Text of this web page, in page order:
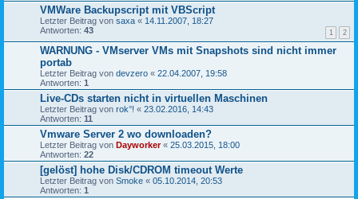
VMWare Backupscript mit VBScript
Letzter Beitrag von saxa « 14.11.2007, 18:27
Antworten: 43 1 2
WARNUNG - VMserver VMs mit Snapshots sind nicht immer
portab
Letzter Beitrag von devzero « 22.04.2007, 19:58
Antworten: 1
Live-CDs starten nicht in virtuellen Maschinen
Letzter Beitrag von rok°! « 23.02.2016, 14:43
Antworten: 11
Vmware Server 2 wo downloaden?
Letzter Beitrag von Dayworker« 25.03.2015, 18:00
Antworten: 22
[gelöst] hohe Disk/CDROM timeout Werte
Letzter Beitrag von Smoke « 05.10.2014, 20:53
Antworten: 1